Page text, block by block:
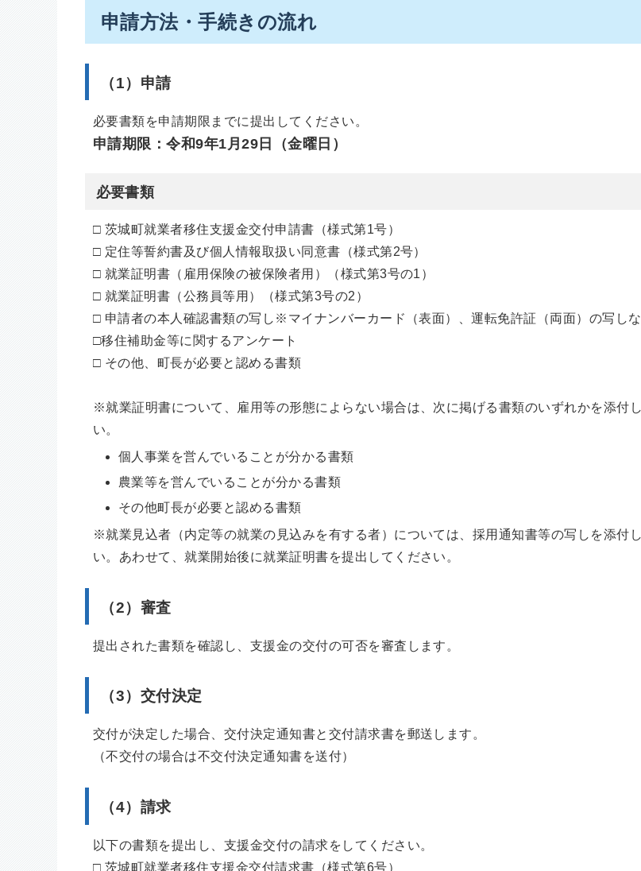
申請方法・手続きの流れ
（1）申請
必要書類を申請期限までに提出してください。
申請期限：令和9年1月29日（金曜日）
必要書類
□ 茨城町就業者移住支援金交付申請書（様式第1号）
□ 定住等誓約書及び個人情報取扱い同意書（様式第2号）
□ 就業証明書（雇用保険の被保険者用）（様式第3号の1）
□ 就業証明書（公務員等用）（様式第3号の2）
□ 申請者の本人確認書類の写し ※マイナンバーカード（表面）、運転免許証（両面）の写し
□移住補助金等に関するアンケート
□ その他、町長が必要と認める書類
※就業証明書について、雇用等の形態によらない場合は、次に掲げる書類のいずれかを添付
い。
個人事業を営んでいることが分かる書類
農業等を営んでいることが分かる書類
その他町長が必要と認める書類
※就業見込者（内定等の就業の見込みを有する者）については、採用通知書等の写しを添付
い。あわせて、就業開始後に就業証明書を提出してください。
（2）審査
提出された書類を確認し、支援金の交付の可否を審査します。
（3）交付決定
交付が決定した場合、交付決定通知書と交付請求書を郵送します。
（不交付の場合は不交付決定通知書を送付）
（4）請求
以下の書類を提出し、支援金交付の請求をしてください。
□ 茨城町就業者移住支援金交付請求書（様式第6号）